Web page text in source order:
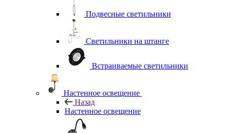
Подвесные светильники
Светильники на штанге
Встраиваемые светильники
Настенное освещение
Назад
Настенное освещение